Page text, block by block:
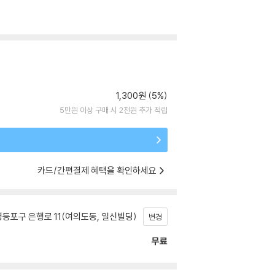
1,300원 (5%)
5만원 이상 구매 시 2천원 추가 적립
카드/간편결제 혜택을 확인하세요
포구 은행로 11(여의도동, 일신빌딩) 변경
무료